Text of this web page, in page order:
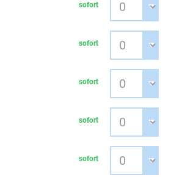
sofort
sofort
sofort
sofort
sofort